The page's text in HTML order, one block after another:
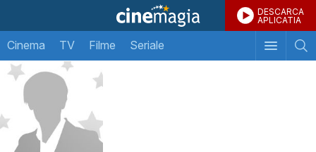
DESCARCA
APLICATIA
Cinema TV Filme Seriale